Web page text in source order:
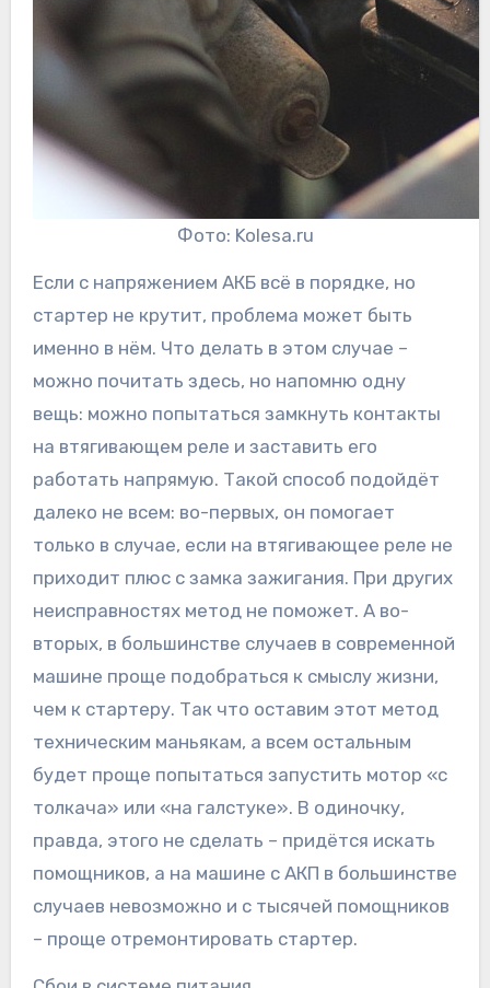
Фото: Kolesa.ru
Если с напряжением АКБ всё в порядке, но
стартер не крутит, проблема может быть
именно в нём. Что делать в этом случае –
можно почитать здесь, но напомню одну
вещь: можно попытаться замкнуть контакты
на втягивающем реле и заставить его
работать напрямую. Такой способ подойдёт
далеко не всем: во-первых, он помогает
только в случае, если на втягивающее реле не
приходит плюс с замка зажигания. При других
неисправностях метод не поможет. А во-
вторых, в большинстве случаев в современной
машине проще подобраться к смыслу жизни,
чем к стартеру. Так что оставим этот метод
техническим маньякам, а всем остальным
будет проще попытаться запустить мотор «с
толкача» или «на галстуке». В одиночку,
правда, этого не сделать – придётся искать
помощников, а на машине с АКП в большинстве
случаев невозможно и с тысячей помощников
– проще отремонтировать стартер.